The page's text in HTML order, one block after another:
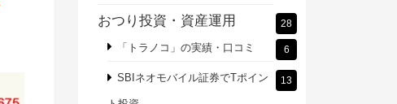
おつり投資・資産運用 28
「トラノコ」の実績・口コミ 6
SBIネオモバイル証券でTポイン 13